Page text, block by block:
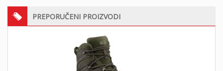
PREPORUČENI PROIZVODI